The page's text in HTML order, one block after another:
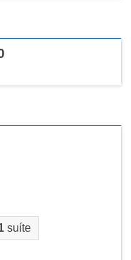
suíte